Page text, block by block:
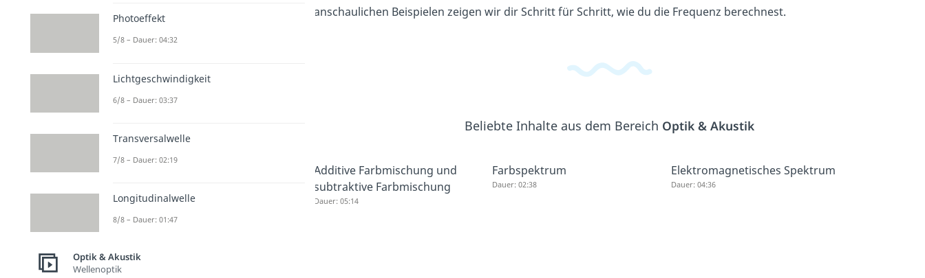
anschaulichen Beispielen zeigen wir dir Schritt für Schritt, wie du die Frequenz berechnest.
Beliebte Inhalte aus dem Bereich Optik & Akustik
Additive Farbmischung und
subtraktive Farbmischung
Dauer: 05:14
Farbspektrum
Dauer: 02:38
Elektromagnetisches Spektrum
Dauer: 04:36
Photoeffekt
5/8 – Dauer: 04:32
Lichtgeschwindigkeit
6/8 – Dauer: 03:37
Transversalwelle
7/8 – Dauer: 02:19
Longitudinalwelle
8/8 – Dauer: 01:47
Optik & Akustik
Wellenoptik